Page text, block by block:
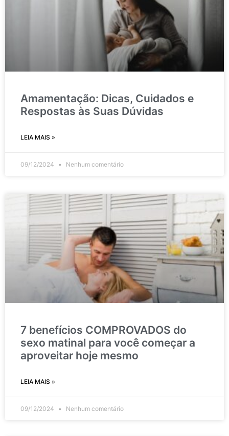
Amamentação: Dicas, Cuidados e
Respostas às Suas Dúvidas
LEIA MAIS »
09/12/2024 Nenhum comentário
7 benefícios COMPROVADOS do
sexo matinal para você começar a
aproveitar hoje mesmo
LEIA MAIS »
09/12/2024 Nenhum comentário